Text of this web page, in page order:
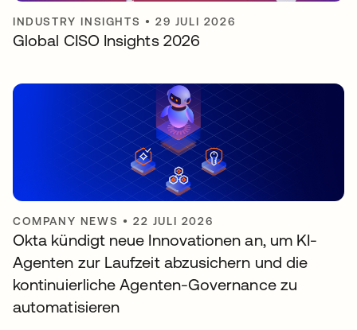
INDUSTRY INSIGHTS •29 JULI 2026
Global CISO Insights 2026
COMPANY NEWS •22 JULI 2026
Okta kündigt neue Innovationen an, um KI-
Agenten zur Laufzeit abzusichern und die
kontinuierliche Agenten-Governance zu
automatisieren